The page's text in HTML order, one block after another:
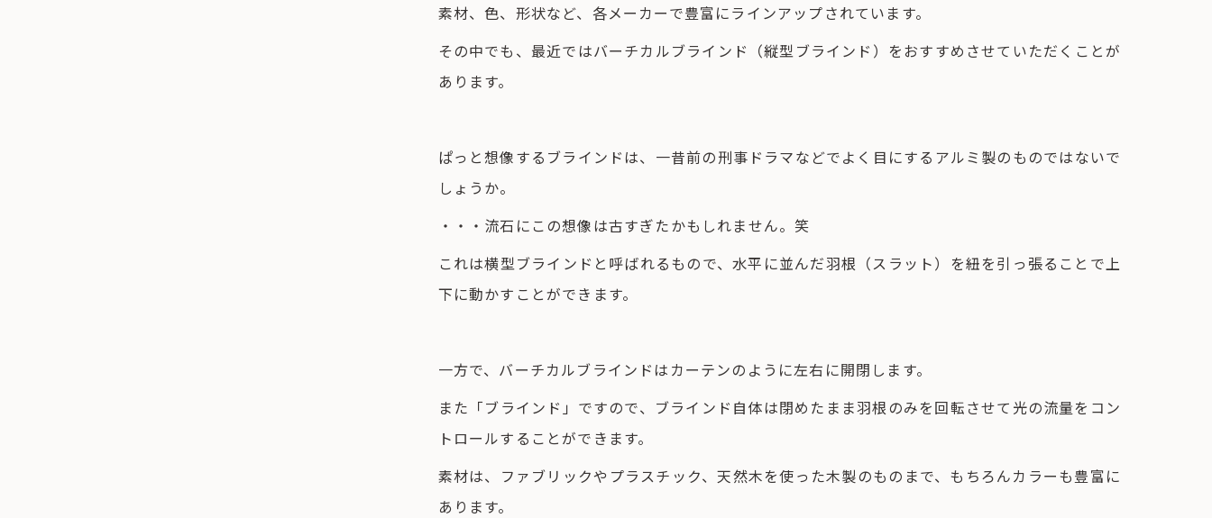
素材、色、形状など、各メーカーで豊富にラインアップされています。
その中でも、最近ではバーチカルブラインド（縦型ブラインド）をおすすめさせていただくことが
あります。
ぱっと想像するブラインドは、一昔前の刑事ドラマなどでよく目にするアルミ製のものではないで
しょうか。
・・・流石にこの想像は古すぎたかもしれません。笑
これは横型ブラインドと呼ばれるもので、水平に並んだ羽根（スラット）を紐を引っ張ることで上
下に動かすことができます。
一方で、バーチカルブラインドはカーテンのように左右に開閉します。
また「ブラインド」ですので、ブラインド自体は閉めたまま羽根のみを回転させて光の流量をコン
トロールすることができます。
素材は、ファブリックやプラスチック、天然木を使った木製のものまで、もちろんカラーも豊富に
あります。